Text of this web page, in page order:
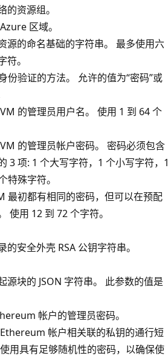
的资源组。
区域。
源的命名基础的字符串。 最多使用六
符。
份验证的方法。 允许的值为“密码”或
的管理员用户名。 使用 1 到 64 个
的管理员帐户密码。 密码必须包含
3 项: 1 个大写字符，1 个小写字符，1
特殊字符。
最初都有相同的密码，但可以在预配
使用 12 到 72 个字符。
的安全外壳 RSA 公钥字符串。
源块的 JSON 字符串。 此参数的值是
帐户的管理员密码。
帐户相关联的私钥的通行短
用具有足够随机性的密码，以确保使